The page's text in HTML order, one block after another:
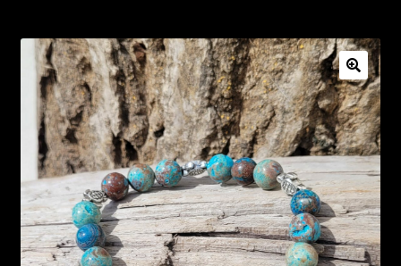
Ils me font confiance !